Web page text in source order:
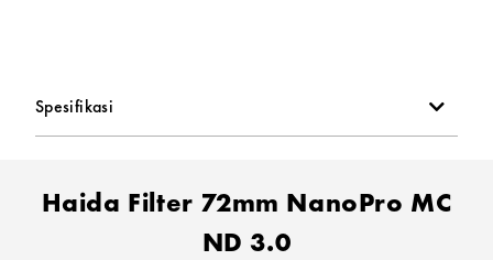
Spesifikasi
Haida Filter 72mm NanoPro MC
ND 3.0